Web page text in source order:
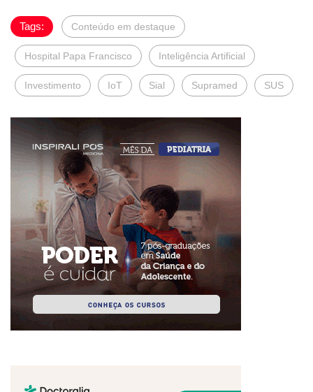
Tags: Conteúdo em destaque
Hospital Papa Francisco Inteligência Artificial
Investimento IoT Sial Supramed SUS